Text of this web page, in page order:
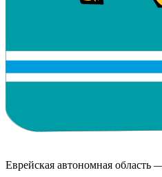
Еврейская автономная область